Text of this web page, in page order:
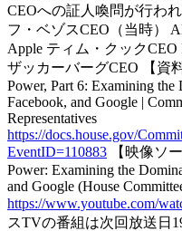
CEOへの証人喚問が行わ
フ・ベゾスCEO（当時）
Apple ティム・クックCEO
ザッカーバーグCEO 【資
Power, Part 6: Examining
Facebook, and Google |
Representatives
https://docs.house.gov/
EventID=110883 【映像ソ
Power: Examining the
and Google (House
https://www.youtube.com/
スTVの番組は次回放送日